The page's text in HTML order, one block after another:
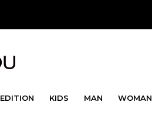
EDITION KIDS MAN WOMAN